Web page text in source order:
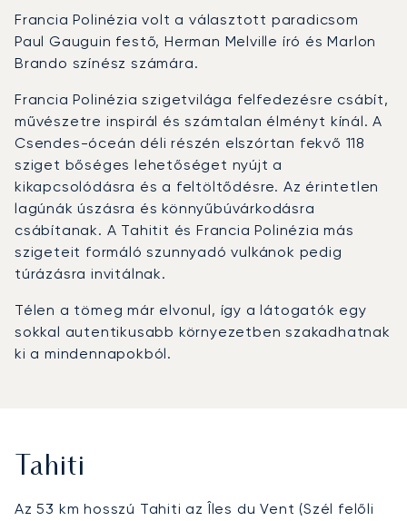
Francia Polinézia volt a választott paradicsom
Paul Gauguin festő, Herman Melville író és Marlon
Brando színész számára.
Francia Polinézia szigetvilága felfedezésre csábít,
művészetre inspirál és számtalan élményt kínál. A
Csendes-óceán déli részén elszórtan fekvő 118
sziget bőséges lehetőséget nyújt a
kikapcsolódásra és a feltöltődésre. Az érintetlen
lagúnák úszásra és könnyűbúvárkodásra
csábítanak. A Tahitit és Francia Polinézia más
szigeteit formáló szunnyadó vulkánok pedig
túrázásra invitálnak.
Télen a tömeg már elvonul, így a látogatók egy
sokkal autentikusabb környezetben szakadhatnak
ki a mindennapokból.
Tahiti
Az 53 km hosszú Tahiti az Îles du Vent (Szél felőli